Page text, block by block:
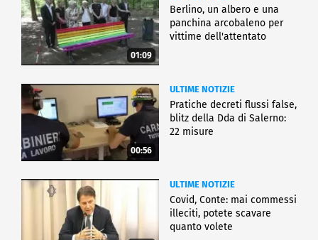
01:09
Berlino, un albero e una
panchina arcobaleno per
vittime dell'attentato
00:56
ULTIME NOTIZIE
Pratiche decreti flussi false,
blitz della Dda di Salerno:
22 misure
ULTIME NOTIZIE
Covid, Conte: mai commessi
illeciti, potete scavare
quanto volete